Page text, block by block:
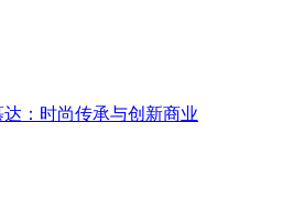
：时尚传承与创新商业